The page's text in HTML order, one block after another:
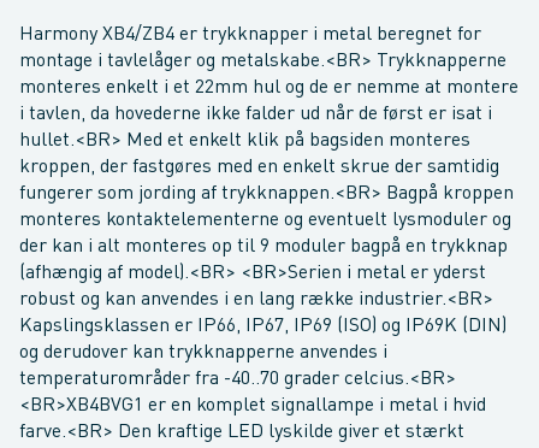
Harmony XB4/ZB4 er trykknapper i metal beregnet for
montage i tavlelåger og metalskabe.<BR> Trykknapperne
monteres enkelt i et 22mm hul og de er nemme at montere
i tavlen, da hovederne ikke falder ud når de først er isat i
hullet.<BR> Med et enkelt klik på bagsiden monteres
kroppen, der fastgøres med en enkelt skrue der samtidig
fungerer som jording af trykknappen.<BR> Bagpå kroppen
monteres kontaktelementerne og eventuelt lysmoduler og
der kan i alt monteres op til 9 moduler bagpå en trykknap
(afhængig af model).<BR> <BR>Serien i metal er yderst
robust og kan anvendes i en lang række industrier.<BR>
Kapslingsklassen er IP66, IP67, IP69 (ISO) og IP69K (DIN)
og derudover kan trykknapperne anvendes i
temperaturområder fra -40..70 grader celcius.<BR>
<BR>XB4BVG1 er en komplet signallampe i metal i hvid
farve.<BR> Den kraftige LED lyskilde giver et stærkt